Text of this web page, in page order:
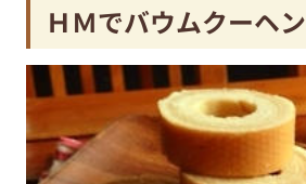
ＨＭでバウムクーヘン